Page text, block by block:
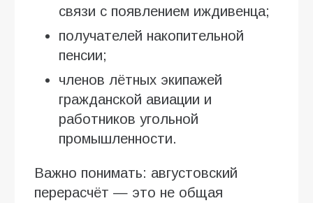
связи с появлением иждивенца;
получателей накопительной
пенсии;
членов лётных экипажей
гражданской авиации и
работников угольной
промышленности.
Важно понимать: августовский
перерасчёт — это не общая